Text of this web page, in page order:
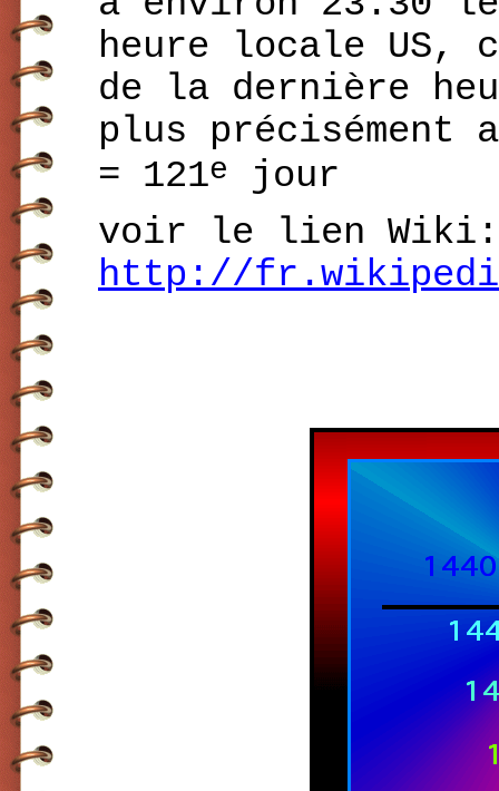
heure locale US,
de la dernière
plus précisément
= 121e
jour
voir le lien Wiki:
http://